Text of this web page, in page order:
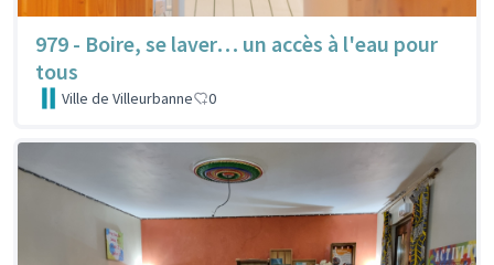
979 - Boire, se laver… un accès à l'eau pour
tous
Ville de Villeurbanne 0